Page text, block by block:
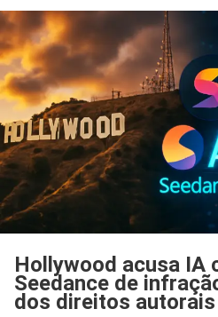
Hollywood acusa IA
Seedance de
dos direitos autorais